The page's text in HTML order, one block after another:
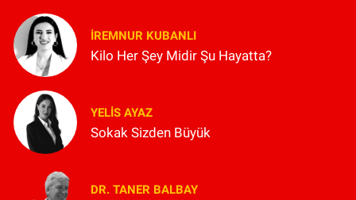
İREMNUR KUBANLI
Kilo Her Şey Midir Şu Hayatta?
YELIS AYAZ
Sokak Sizden Büyük
DR. TANER BALBAY